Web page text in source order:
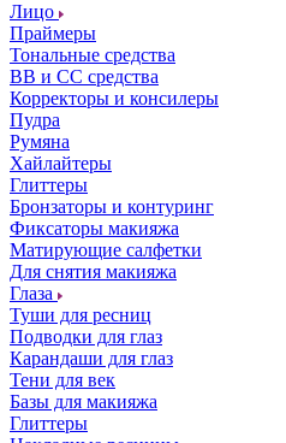
Лицо
Праймеры
Тональные средства
ВВ и СС средства
Корректоры и консилеры
Пудра
Румяна
Хайлайтеры
Глиттеры
Бронзаторы и контуринг
Фиксаторы макияжа
Матирующие салфетки
Для снятия макияжа
Глаза
Туши для ресниц
Подводки для глаз
Карандаши для глаз
Тени для век
Базы для макияжа
Глиттеры